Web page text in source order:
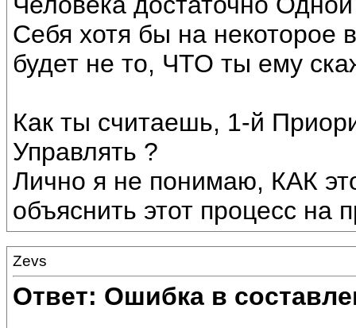
Себя хотя бы на
будет не то, ЧТО ты ему
Как ты считаешь, 1-й
Управлять ?
Лично я не понимаю, КАК
объяснить этот процесс на
Zevs
Ответ: Ошибка в